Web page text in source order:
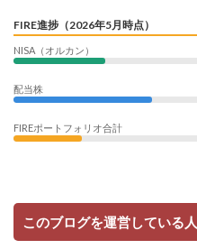
FIRE進捗（2026年5月時点）
NISA（オルカン）
配当株
FIREポートフォリオ合計
このブログを運営している人